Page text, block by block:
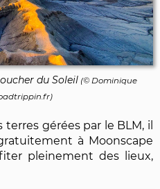
du Soleil(© Dominique
gérées par le BLM, il
à Moonscape
pleinement des lieux,